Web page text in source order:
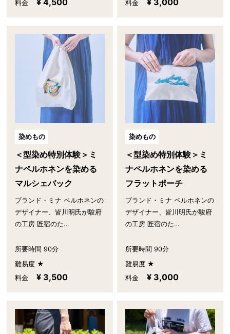
料金
料金
染めもの
＜型染め特別体験＞ミ
ナペルホネンを染める
マルシェバック
ブランド・ミナ ペルホネンの
デザイナー、皆川明氏が駿府
の工房 匠宿のた…
所要時間 90分
難易度 ★
料金
¥ 3,500
染めもの
＜型染め特別体験＞ミ
ナペルホネンを染める
フラットポーチ
ブランド・ミナ ペルホネンの
デザイナー、皆川明氏が駿府
の工房 匠宿のた…
所要時間 90分
難易度 ★
料金
¥ 3,000